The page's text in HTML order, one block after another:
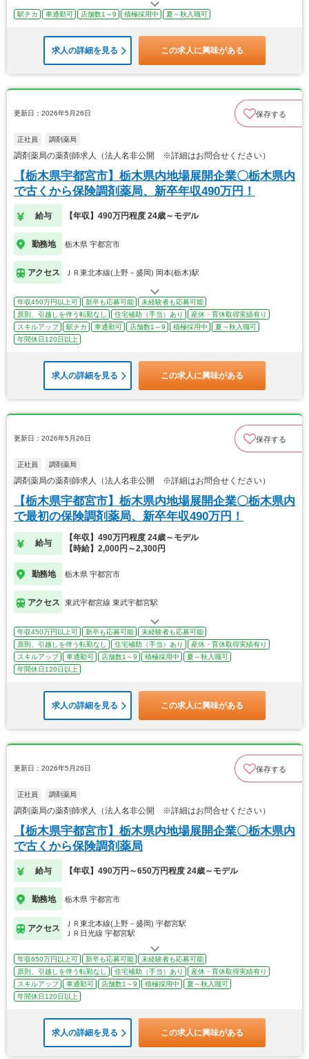
駅チカ 車通勤可 店舗数1～9 積極採用中 夏～秋入職可
求人の詳細を見る この求人に興味がある
更新日：2026年5月26日 保存する
正社員 調剤薬局
調剤薬局の薬剤師求人（法人名非公開 ※詳細はお問合せください）
【栃木県宇都宮市】栃木県内地場展開企業〇栃木県内
で古くから保険調剤薬局、新卒年収490万円！
給与 【年収】490万円程度 24歳～モデル
勤務地 栃木県 宇都宮市
アクセス ＪＲ東北本線(上野－盛岡) 岡本(栃木)駅
年収450万円以上可 新卒も応募可能
未経験者も応募可能
原則、引越しを伴う転勤なし
住宅補助（手当）あり
産休・育休取得実績有り
スキルアップ
駅チカ 車通勤可 店舗数1～9 積極採用中
夏～秋入職可
年間休日120日以上
求人の詳細を見る この求人に興味がある
更新日：2026年5月26日 保存する
正社員 調剤薬局
調剤薬局の薬剤師求人（法人名非公開 ※詳細はお問合せください）
【栃木県宇都宮市】栃木県内地場展開企業〇栃木県内
で最初の保険調剤薬局、新卒年収490万円！
給与
【年収】490万円程度 24歳～モデル
【時給】2,000円～2,300円
勤務地 栃木県 宇都宮市
アクセス 東武宇都宮線 東武宇都宮駅
年収450万円以上可 新卒も応募可能
未経験者も応募可能
原則、引越しを伴う転勤なし
住宅補助（手当）あり
産休・育休取得実績有り
スキルアップ
車通勤可 店舗数1～9 積極採用中
夏～秋入職可
年間休日120日以上
求人の詳細を見る この求人に興味がある
更新日：2026年5月26日 保存する
正社員 調剤薬局
調剤薬局の薬剤師求人（法人名非公開 ※詳細はお問合せください）
【栃木県宇都宮市】栃木県内地場展開企業〇栃木県内
で古くから保険調剤薬局
給与 【年収】490万円～650万円程度 24歳～モデル
勤務地 栃木県 宇都宮市
アクセス
ＪＲ東北本線(上野－盛岡) 宇都宮駅
ＪＲ日光線 宇都宮駅
年収650万円以上可 新卒も応募可能
未経験者も応募可能
原則、引越しを伴う転勤なし
住宅補助（手当）あり
産休・育休取得実績有り
スキルアップ
車通勤可 店舗数1～9 積極採用中
夏～秋入職可
年間休日120日以上
求人の詳細を見る この求人に興味がある